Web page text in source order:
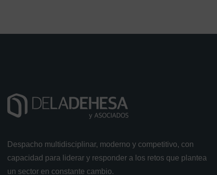
Despacho multidisciplinar, moderno y competitivo, con
capacidad para liderar y responder a los retos que plantea
un sector en constante cambio.